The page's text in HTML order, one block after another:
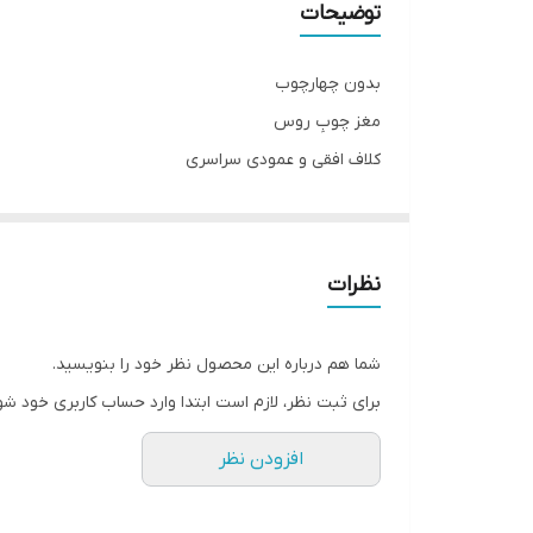
توضیحات
بدون چهارچوب
مغز چوبِ روس
کلاف افقی و عمودی سراسری
قابل تولید با پشت ضد آب ABS برای سرویس های بهداشتی
ابعاد استاندارد ۷۸ × ۲۰۵
نظرات
شما هم درباره این محصول نظر خود را بنویسید.
برای ثبت نظر، لازم است ابتدا وارد حساب کاربری خود
افزودن نظر